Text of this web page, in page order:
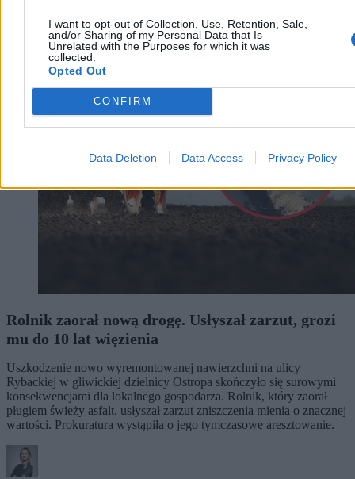
I want to opt-out of Collection, Use, Retention, Sale,
and/or Sharing of my Personal Data that Is
Unrelated with the Purposes for which it was
collected.
Opted Out
CONFIRM
Data Deletion Data Access Privacy Policy
Kraj
Rolnik zaorał nową drogę. Usłyszał zarzut, grozi
mu do 10 lat więzienia
Uszkodzenie nowo wyremontowanej nawierzchni na ulicy
Rybackiej w gliwickiej dzielnicy Ostropa skończyło się surowymi
konsekwencjami dla lokalnego gospodarza. Rolnik, który zaorał
pługiem świeży asfalt, usłyszał zarzut zniszczenia mienia o znacznej
wartości. Prokuratura wystąpiła o jego tymczasowe aresztowanie.